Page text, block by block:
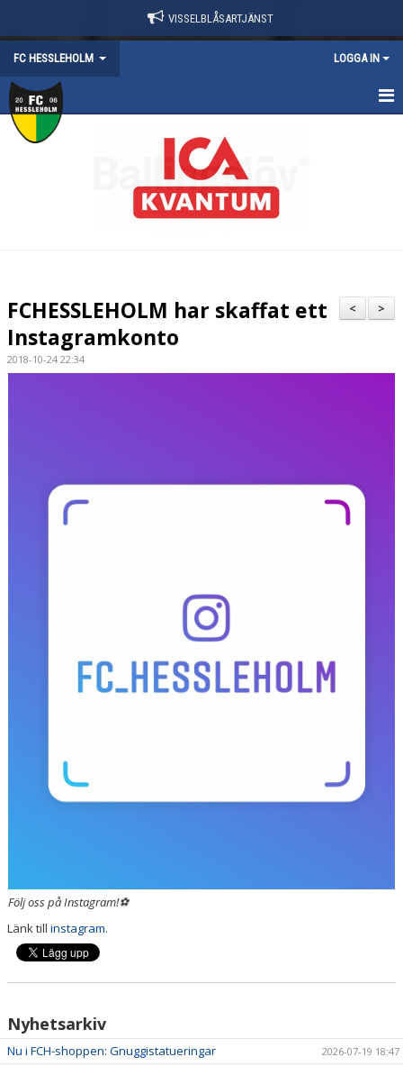
VISSELBLÅSARTJÄNST
FC HESSLEHOLM LOGGA IN
HEM
DOKUMENT
>
<
FCHESSLEHOLM har skaffat ett
Instagramkonto
2018-10-24 22:34
Följ oss på Instagram!⚽
Länk till instagram.
Nyhetsarkiv
Nu i FCH-shoppen: Gnuggistatueringar 2026-07-19 18:47